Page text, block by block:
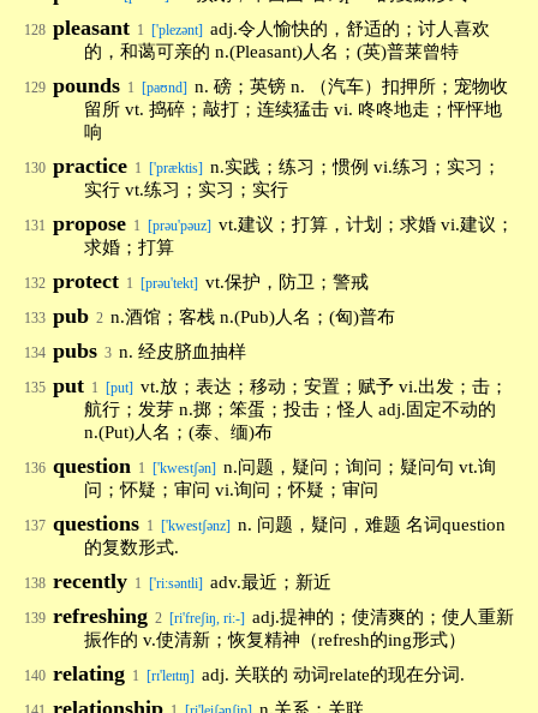
128 pleasant 1 ['plezənt] adj.令人愉快的，舒适的；讨人喜欢
的，和蔼可亲的 n.(Pleasant)人名；(英)普莱曾特
129 pounds 1 [paʊnd] n. 磅；英镑 n. （汽车）扣押所；宠物收
留所 vt. 捣碎；敲打；连续猛击 vi. 咚咚地走；怦怦地
响
130 practice 1 ['præktis] n.实践；练习；惯例 vi.练习；实习；
实行 vt.练习；实习；实行
131 propose 1 [prəu'pəuz] vt.建议；打算，计划；求婚 vi.建议；
求婚；打算
132 protect 1 [prəu'tekt] vt.保护，防卫；警戒
133 pub 2 n.酒馆；客栈 n.(Pub)人名；(匈)普布
134 pubs 3 n. 经皮脐血抽样
135 put 1 [put] vt.放；表达；移动；安置；赋予 vi.出发；击；
航行；发芽 n.掷；笨蛋；投击；怪人 adj.固定不动的
n.(Put)人名；(泰、缅)布
136 question 1 ['kwestʃən] n.问题，疑问；询问；疑问句 vt.询
问；怀疑；审问 vi.询问；怀疑；审问
137 questions 1 ['kwestʃənz] n. 问题，疑问，难题 名词question
的复数形式.
138 recently 1 ['ri:səntli] adv.最近；新近
139 refreshing 2 [ri'freʃiŋ, ri:-] adj.提神的；使清爽的；使人重新
振作的 v.使清新；恢复精神（refresh的ing形式）
140 relating 1 [rɪ'leɪtɪŋ] adj. 关联的 动词relate的现在分词.
relationship